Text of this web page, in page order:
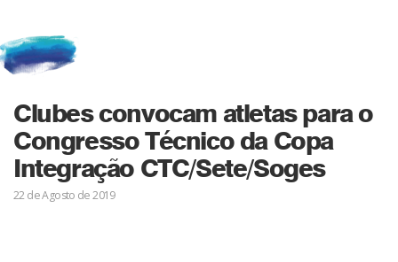
Clubes convocam atletas para o
Congresso Técnico da Copa
Integração CTC/Sete/Soges
22 de Agosto de 2019